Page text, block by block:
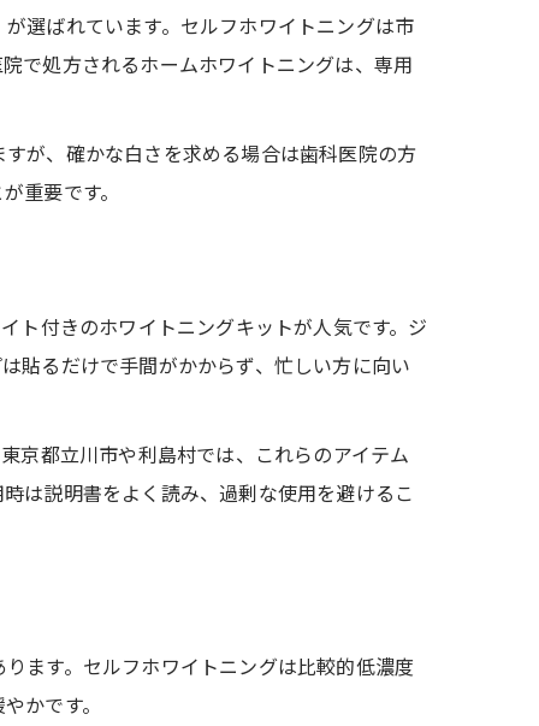
選ばれています。セルフホワイトニングは市
で処方されるホームホワイトニングは、専用
が、確かな白さを求める場合は歯科医院の方
重要です。
ト付きのホワイトニングキットが人気です。ジ
貼るだけで手間がかからず、忙しい方に向い
京都立川市や利島村では、これらのアイテム
は説明書をよく読み、過剰な使用を避けるこ
ます。セルフホワイトニングは比較的低濃度
かです。